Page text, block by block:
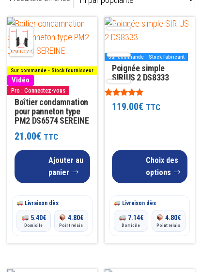
par
popularité
Sur commande - Stock fournisseur
Vidéo
Pro : Connectez-vous
Boîtier condamnation
pour panneton type
PM2 DS6574 SEREINE
21.00€ TTC
Ajouter au
panier
Livraison dès
5.40€
Domicile
4.80€
Point relais
Sur commande - Stock fabricant
Poignée simple
SIRIUS 2 DS8333
Note
5.00119.00€ TTC
Choix des
options
Ce
produit
plusieurs
variations.
Les
options
sur
page
produit
Livraison dès
7.14€
Domicile
4.80€
Point relais